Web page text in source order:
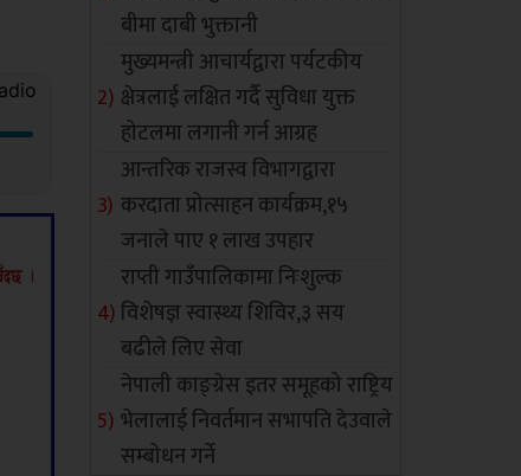
बीमा दाबी भुक्तानी
मुख्यमन्त्री आचार्यद्वारा पर्यटकीय
क्षेत्रलाई लक्षित गर्दै सुविधा युक्त
होटलमा लगानी गर्न आग्रह
आन्तरिक राजस्व विभागद्वारा
करदाता प्रोत्साहन कार्यक्रम,१५
जनाले पाए १ लाख उपहार
राप्ती गाउँपालिकामा निःशुल्क
विशेषज्ञ स्वास्थ्य शिविर,३ सय
बढीले लिए सेवा
नेपाली काङ्ग्रेस इतर समूहको राष्ट्रिय
भेलालाई निवर्तमान सभापति देउवाले
सम्बोधन गर्ने